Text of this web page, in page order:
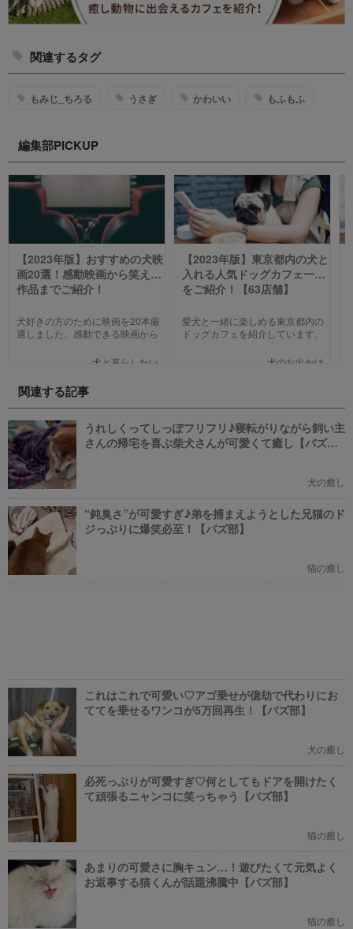
関連するタグ
もみじ_ちろる うさぎ かわいい もふもふ
編集部PICKUP
【2023年版】おすすめの犬映
画20選！感動映画から笑える
作品までご紹介！
犬好きの方のために映画を20本厳
選しました。感動できる映画から
で、犬の名作映画を邦画7本,洋画7
ぞれの映画の魅力やあらすじを短
い文章で簡潔に紹介しています。
映画選びの参考にしていただけれ
ばと思います。
犬と暮らしたい
【2023年版】東京都内の犬と
入れる人気ドッグカフェ一覧
をご紹介！【63店舗】
愛犬と一緒に楽しめる東京都内の
ドッグカフェを紹介しています。
のついでに立ち寄るのにピッタリ
ましょう！
犬のお出かけ
関連する記事
うれしくってしっぽフリフリ♪寝転がりながら飼い主
さんの帰宅を喜ぶ柴犬さんが可愛くて癒し【バズ
犬の癒し
“鈍臭さ”が可愛すぎ♪弟を捕まえようとした兄猫のド
ジっぷりに爆笑必至！【バズ部】
猫の癒し
これはこれで可愛い♡アゴ乗せが億劫で代わりにお
ててを乗せるワンコが5万回再生！【バズ部】
犬の癒し
必死っぷりが可愛すぎ♡何としてもドアを開けたく
て頑張るニャンコに笑っちゃう【バズ部】
猫の癒し
あまりの可愛さに胸キュン…！遊びたくて元気よく
お返事する猫くんが話題沸騰中【バズ部】
猫の癒し